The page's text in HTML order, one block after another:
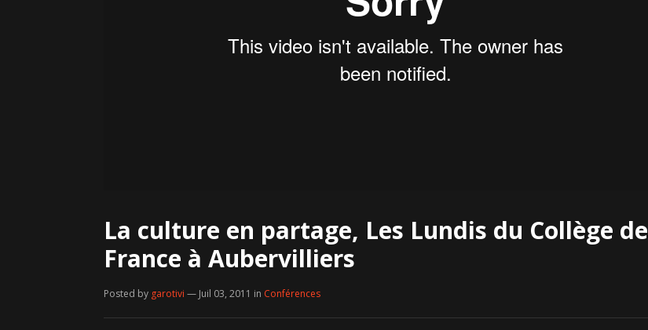
La culture en partage, Les Lundis du Collège de
France à Aubervilliers
Posted by garotivi — Juil 03, 2011 in Conférences